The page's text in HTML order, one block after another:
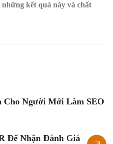
kết quả này và chất
Cho Người Mới Làm SEO
Để Nhận Đánh Giá